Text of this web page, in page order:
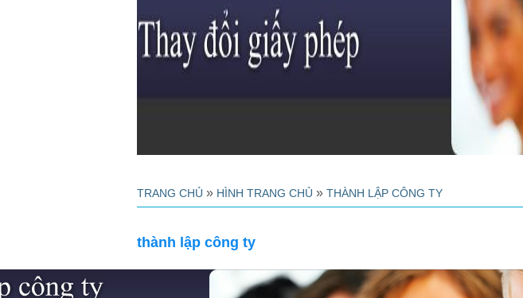
TRANG CHỦ » HÌNH TRANG CHỦ » THÀNH LẬP CÔNG TY
thành lập công ty